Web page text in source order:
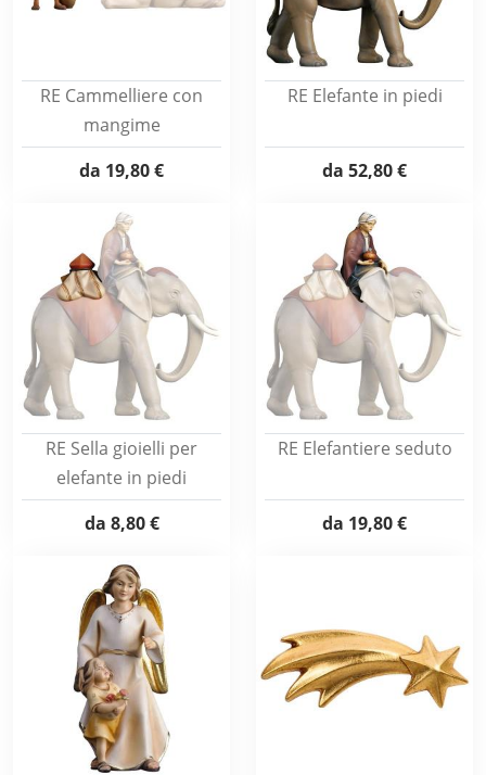
RE Cammelliere con
mangime
da 19,80 €
RE Elefante in piedi
da 52,80 €
RE Sella gioielli per
elefante in piedi
da 8,80 €
RE Elefantiere seduto
da 19,80 €